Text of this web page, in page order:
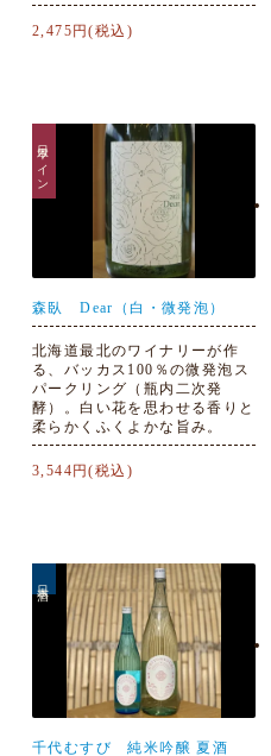
2,475円(税込)
日本ワイン
森臥 Dear（白・微発泡）
北海道最北のワイナリーが作
る、バッカス100％の微発泡ス
パークリング（瓶内二次発
酵）。白い花を思わせる香りと
柔らかくふくよかな旨み。
3,544円(税込)
千代むすび 純米吟醸 夏酒